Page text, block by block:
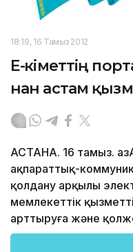
18:19, 16 Тамыз 2012
Е-үкіметтің
нан астам
АСТАНА. 16 тамыз.
ақпараттық-
қолдану арқылы
мемлекеттік
арттыруға және